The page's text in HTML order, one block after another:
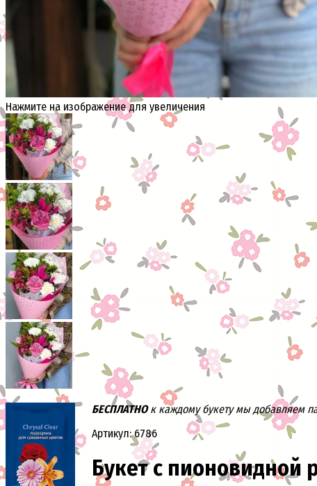
Нажмите на изображение для увеличения
БЕСПЛАТНОк каждому букету мы добавляем
Артикул: 6786
Букет с пионовидной